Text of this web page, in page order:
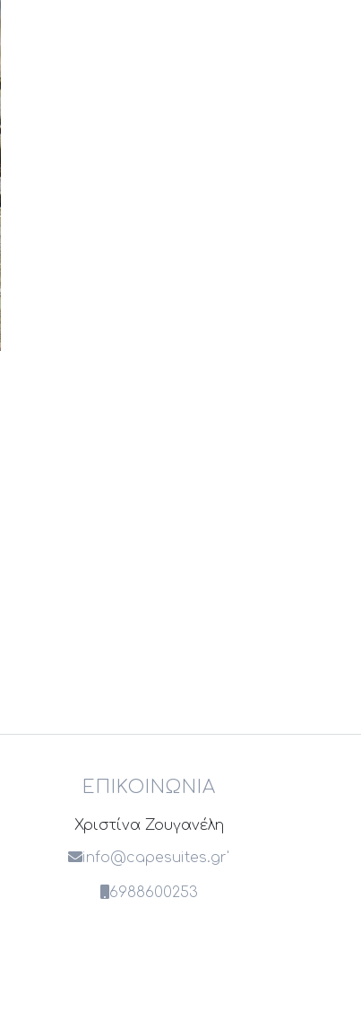
ΕΠΙΚΟΙΝΩΝΊΑ
Χριστίνα Ζουγανέλη
info@capesuites.gr'
6988600253